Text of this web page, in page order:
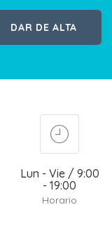
DAR DE ALTA
Lun - Vie / 9:00
- 19:00
Horario